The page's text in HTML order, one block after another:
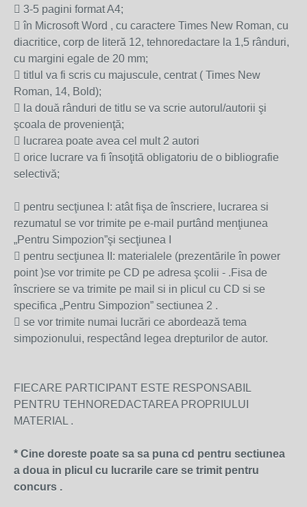
 3-5 pagini format A4;
 în Microsoft Word , cu caractere Times New Roman, cu
diacritice, corp de literă 12, tehnoredactare la 1,5 rânduri,
cu margini egale de 20 mm;
 titlul va fi scris cu majuscule, centrat ( Times New
Roman, 14, Bold);
 la două rânduri de titlu se va scrie autorul/autorii şi
şcoala de provenienţă;
 lucrarea poate avea cel mult 2 autori
 orice lucrare va fi însoţită obligatoriu de o bibliografie
selectivă;
 pentru secţiunea I: atât fişa de înscriere, lucrarea si
rezumatul se vor trimite pe e-mail purtând menţiunea
„Pentru Simpozion”şi secţiunea I
 pentru secţiunea II: materialele (prezentările în power
point )se vor trimite pe CD pe adresa şcolii - .Fisa de
înscriere se va trimite pe mail si in plicul cu CD si se
specifica „Pentru Simpozion” sectiunea 2 .
 se vor trimite numai lucrări ce abordează tema
simpozionului, respectând legea drepturilor de autor.
FIECARE PARTICIPANT ESTE RESPONSABIL
PENTRU TEHNOREDACTAREA PROPRIULUI
MATERIAL .
* Cine doreste poate sa sa puna cd pentru sectiunea
a doua in plicul cu lucrarile care se trimit pentru
concurs .